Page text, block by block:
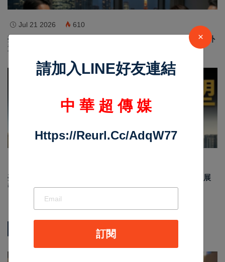
Jul 21 2026 610
臺灣富豪布局日本房地產 東京房市買氣升溫 日圓疲弱帶動海外
置產熱潮
臺中百貨生活圈版圖重塑住宅價值 七期與十四期雙核心發展
帶動高端置產新趨勢
×
請加入LINE好友連結
中 華 超 傳 媒
Https://reurl.cc/adqW77
訂閱